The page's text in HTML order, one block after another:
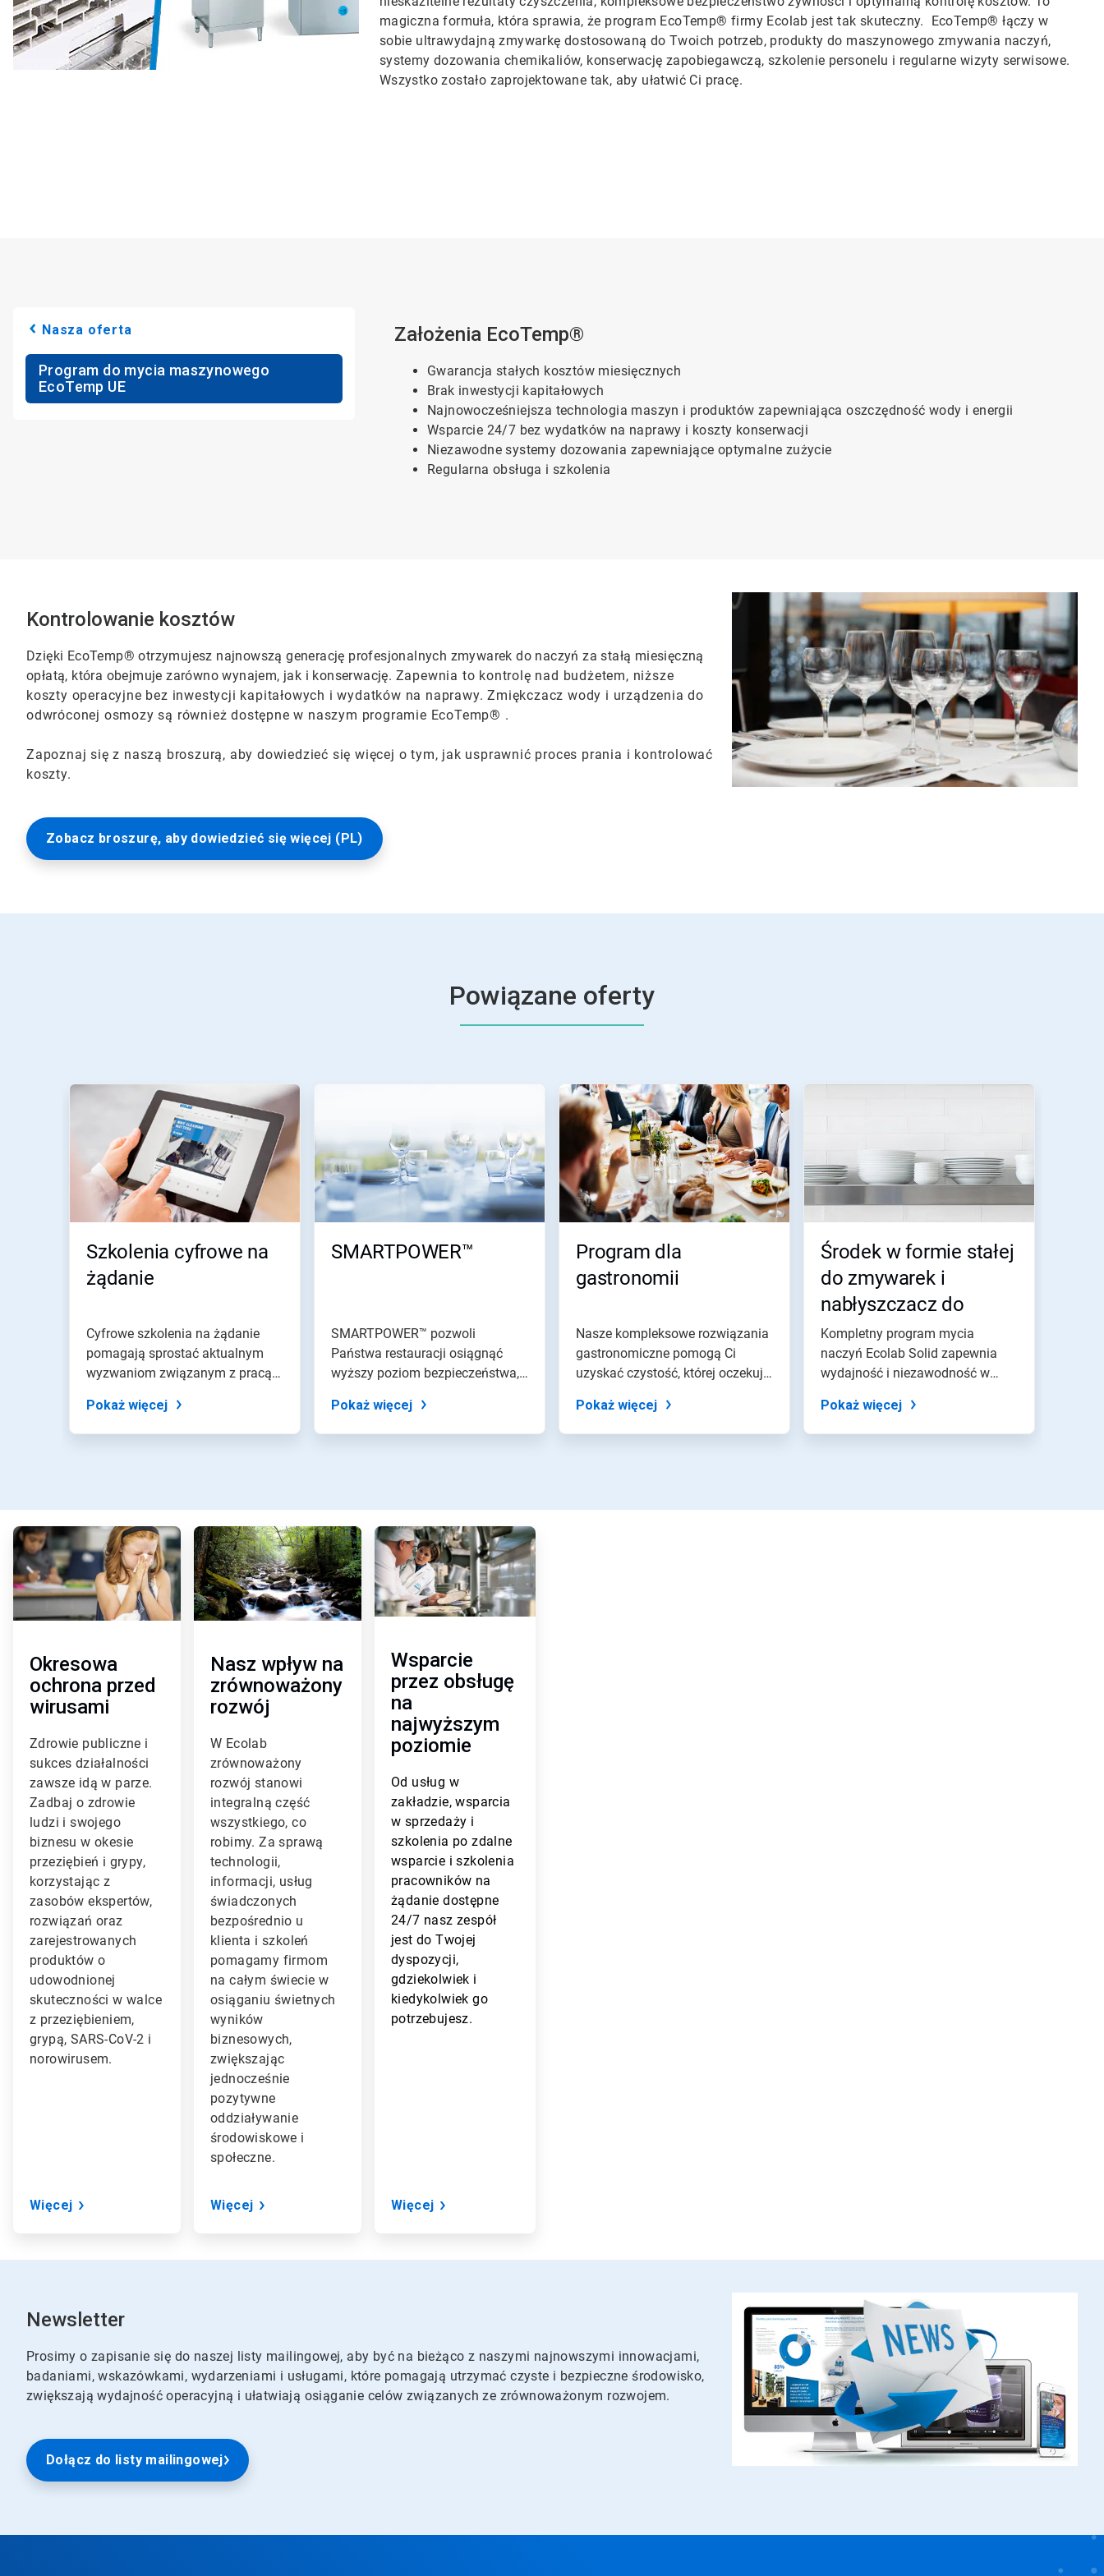
magiczna formuła, która sprawia, że program EcoTemp® firmy Ecolab jest tak skuteczny. EcoTemp® łączy w
sobie ultrawydajną zmywarkę dostosowaną do Twoich potrzeb, produkty do maszynowego zmywania naczyń,
systemy dozowania chemikaliów, konserwację zapobiegawczą, szkolenie personelu i regularne wizyty serwisowe.
Wszystko zostało zaprojektowane tak, aby ułatwić Ci pracę.
Nasza oferta
Program do mycia maszynowego
EcoTemp UE
Założenia EcoTemp®
Gwarancja stałych kosztów miesięcznych
Brak inwestycji kapitałowych
Najnowocześniejsza technologia maszyn i produktów zapewniająca oszczędność wody i energii
Wsparcie 24/7 bez wydatków na naprawy i koszty konserwacji
Niezawodne systemy dozowania zapewniające optymalne zużycie
Regularna obsługa i szkolenia
Kontrolowanie kosztów
Dzięki EcoTemp® otrzymujesz najnowszą generację profesjonalnych zmywarek do naczyń za stałą miesięczną
opłatą, która obejmuje zarówno wynajem, jak i konserwację. Zapewnia to kontrolę nad budżetem, niższe
koszty operacyjne bez inwestycji kapitałowych i wydatków na naprawy.Zmiękczacz wody i urządzenia do
odwróconej osmozy są również dostępne w naszym programie EcoTemp® .
Zapoznaj się z naszą broszurą, aby dowiedzieć się więcej o tym, jak usprawnić proces prania i kontrolować
koszty.
Zobacz broszurę, aby dowiedzieć się więcej (PL)
Powiązane oferty
To
Następny
Poprzedni
nawigacji
lub
slajdu
slajdu.
Szkolenia cyfrowe na
żądanie
Cyfrowe szkolenia na żądanie
pomagają sprostać aktualnym
wyzwaniom związanym z pracą
Pokaż więcej
SMARTPOWER™
SMARTPOWER™ pozwoli
Państwa restauracji osiągnąć
wyższy poziom bezpieczeństwa,
Pokaż więcej
Program dla
gastronomii
Nasze kompleksowe rozwiązania
gastronomiczne pomogą Ci
uzyskać czystość, której oczekują
Pokaż więcej
Środek w formie stałej
do zmywarek i
nabłyszczacz do
zastosowań
komercyjnych
Kompletny program mycia
naczyń Ecolab Solid zapewnia
wydajność i niezawodność w
Pokaż więcej
A
r
t
i
c
Okresowa
ochrona przed
wirusami
Zdrowie publiczne i
sukces działalności
zawsze idą w parze.
Zadbaj o zdrowie
ludzi i swojego
biznesu w okesie
przeziębień i grypy,
korzystając z
zasobów ekspertów,
rozwiązań oraz
zarejestrowanych
produktów o
udowodnionej
skuteczności w walce
z przeziębieniem,
grypą, SARS-CoV-2 i
norowirusem.
Więcej
A
r
t
i
c
l
Nasz wpływ na
zrównoważony
rozwój
W Ecolab
zrównoważony
rozwój stanowi
integralną część
wszystkiego, co
robimy. Za sprawą
technologii,
informacji, usług
świadczonych
bezpośrednio u
klienta i szkoleń
pomagamy firmom
na całym świecie w
osiąganiu świetnych
wyników
biznesowych,
zwiększając
jednocześnie
pozytywne
oddziaływanie
środowiskowe i
społeczne.
Więcej
A
t
i
c
l
Wsparcie
przez obsługę
na
najwyższym
poziomie
Od usług w
zakładzie, wsparcia
w sprzedaży i
szkolenia po zdalne
wsparcie i szkolenia
pracowników na
żądanie dostępne
24/7 nasz zespół
jest do Twojej
dyspozycji,
gdziekolwiek i
kiedykolwiek go
potrzebujesz.
Więcej
Newsletter
Prosimy o zapisanie się do naszej listy mailingowej, aby być na bieżąco z naszymi najnowszymi innowacjami,
badaniami, wskazówkami, wydarzeniami i usługami, które pomagają utrzymać czyste i bezpieczne środowisko,
zwiększają wydajność operacyjną i ułatwiają osiąganie celów związanych ze zrównoważonym rozwojem.
Dołącz do listy mailingowej